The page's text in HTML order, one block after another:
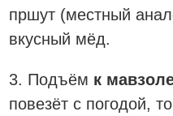
пршут (местный
вкусный мёд.
3. Подъём к
повезёт с погодой,